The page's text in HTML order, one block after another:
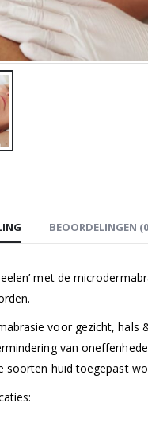
BEOORDELINGEN
met de
voor gezicht, hals
van
soorten huid toegepast